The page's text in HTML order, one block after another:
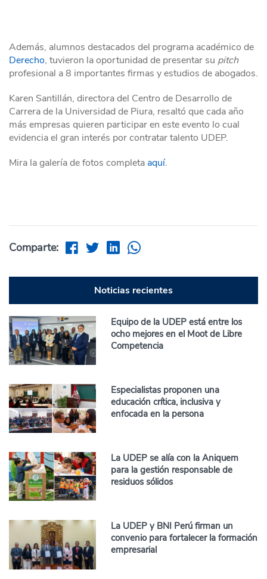
Además, alumnos destacados del programa académico de
Derecho, tuvieron la oportunidad de presentar su pitch
profesional a 8 importantes firmas y estudios de abogados.
Karen Santillán, directora del Centro de Desarrollo de
Carrera de la Universidad de Piura, resaltó que cada año
más empresas quieren participar en este evento lo cual
evidencia el gran interés por contratar talento UDEP.
Mira la galería de fotos completa aquí.
Comparte:
Noticias recientes
Equipo de la UDEP está entre los
ocho mejores en el Moot de Libre
Competencia
Especialistas proponen una
educación crítica, inclusiva y
enfocada en la persona
La UDEP se alía con la Aniquem
para la gestión responsable de
residuos sólidos
La UDEP y BNI Perú firman un
convenio para fortalecer la formación
empresarial